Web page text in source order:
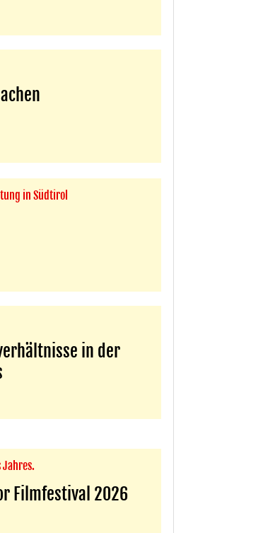
in Südtirol
in der
Jahres.
Filmfestival 2026